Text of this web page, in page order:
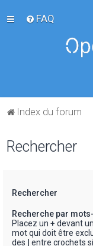
FAQ
Index du forum
Rechercher
Rechercher
Recherche par
Placez un + devant
mot qui doit être
des
entre crochets